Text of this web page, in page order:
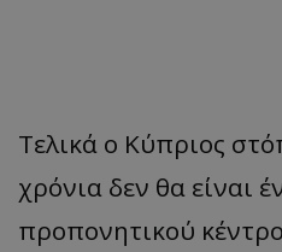
Τελικά ο Κύπριος
χρόνια δεν θα είναι
προπονητικού